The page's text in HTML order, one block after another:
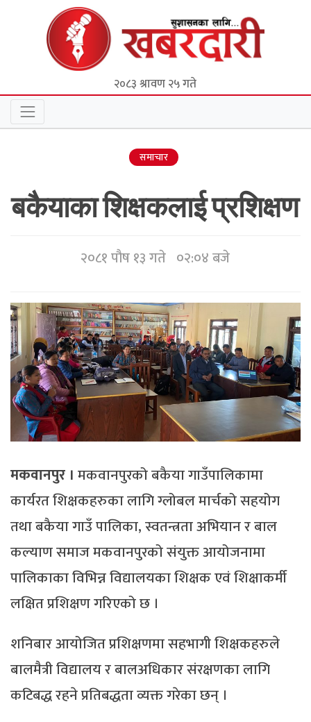
२०८३ श्रावण २५ गते
समाचार
बकैयाका शिक्षकलाई प्रशिक्षण
२०८१ पौष १३ गते ०२:०४ बजे
मकवानपुर । मकवानपुरको बकैया गाउँपालिकामा
कार्यरत शिक्षकहरुका लागि ग्लोबल मार्चको सहयोग
तथा बकैया गाउँ पालिका, स्वतन्त्रता अभियान र बाल
कल्याण समाज मकवानपुरको संयुक्त आयोजनामा
पालिकाका विभिन्न विद्यालयका शिक्षक एवं शिक्षाकर्मी
लक्षित प्रशिक्षण गरिएको छ ।
शनिबार आयोजित प्रशिक्षणमा सहभागी शिक्षकहरुले
बालमैत्री विद्यालय र बालअधिकार संरक्षणका लागि
कटिबद्ध रहने प्रतिबद्धता व्यक्त गरेका छन् ।